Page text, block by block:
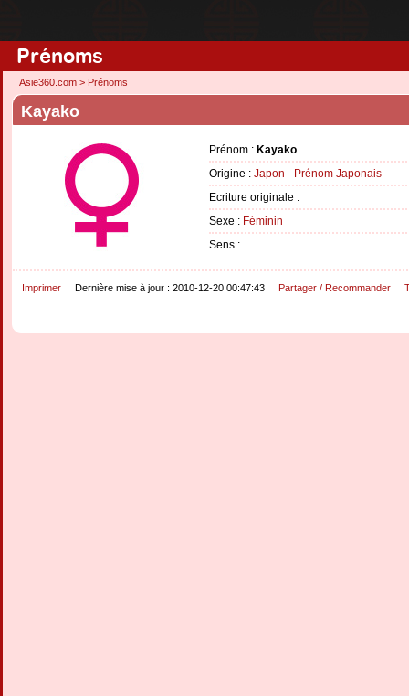
Prénoms
Asie360.com > Prénoms
Kayako
Prénom : Kayako
Origine : Japon - Prénom Japonais
Ecriture originale :
Sexe : Féminin
Sens :
Imprimer Dernière mise à jour : 2010-12-20 00:47:43 Partager / Recommander